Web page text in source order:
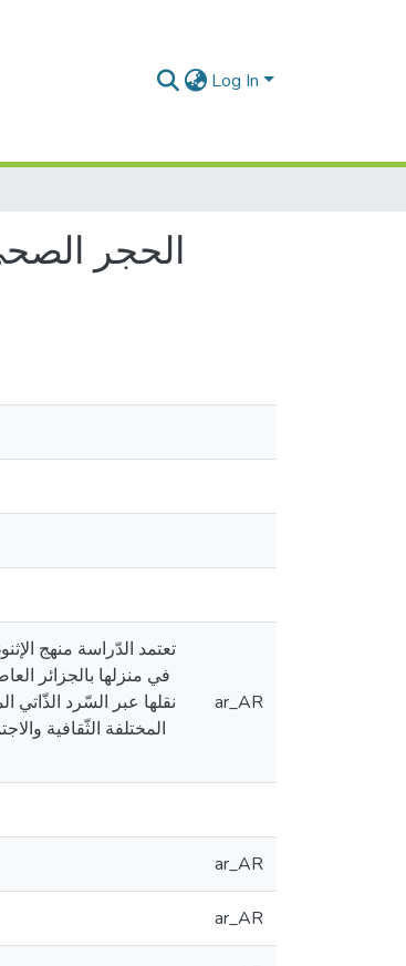
Log In
الحجر
تعتمد الدّراسة منهج
في منزلها بالجزائر
نقلها عبر السّرد
المختلفة الثّقافية
ar_AR
ar_AR
ar_AR